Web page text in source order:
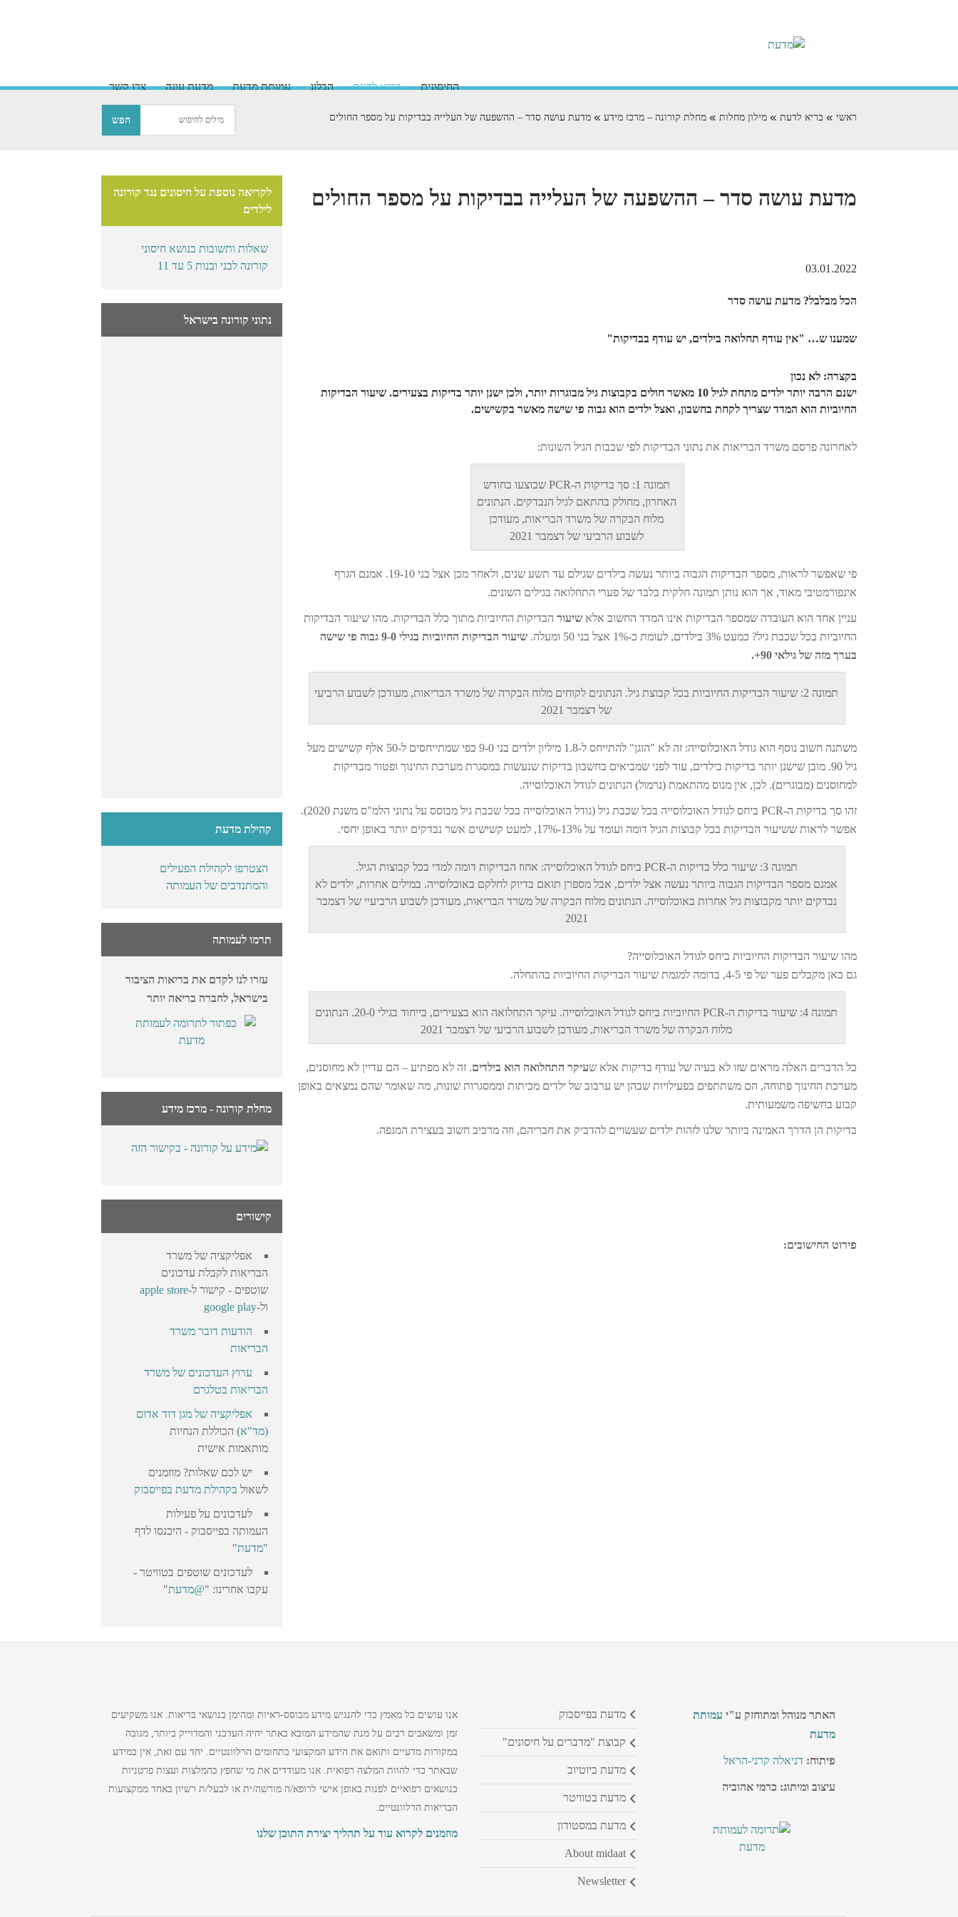
החיסונים בריא לדעת הבלוג עמותת מדעת מדעת עונה צרו קשר
ראשי בריא לדעת מילון מחלות מחלת קורונה – מרכז מידע מדעת עושה סדר – ההשפעה של העלייה בבדיקות על מספר החולים
לקריאה נוספת על חיסונים נגד קורונה
לילדים
שאלות ותשובות בנושא חיסוני
קורונה לבני ובנות 5 עד 11
נתוני קורונה בישראל
קהילת מדעת
הצטרפו לקהילת הפעילים
והמתנדבים של העמותה
תרמו לעמותה
עזרו לנו לקדם את בריאות הציבור
בישראל, לחברה בריאה יותר
מחלת קורונה - מרכז מידע
קישורים
אפליקציה של משרד
הבריאות לקבלת עדכונים
שוטפים - קישור ל-apple store
ול-google play
הודעות דובר משרד
הבריאות
ערוץ העדכונים של משרד
הבריאות בטלגרם
אפליקציה של מגן דוד אדום
(מד"א)הכוללת הנחיות
מותאמות אישית
יש לכם שאלות? מוזמנים
לשאול בקהילת מדעת בפייסבוק
לעדכונים על פעילות
העמותה בפייסבוק - היכנסו לדף
"מדעת"
לעדכונים שוטפים בטוויטר -
עקבו אחרינו: "@מדעת"
מדעת עושה סדר – ההשפעה של העלייה בבדיקות על מספר החולים
03.01.2022
הכל מבלבל? מדעת עושה סדר
שמענו ש… "אין עודף תחלואה בילדים, יש עודף בבדיקות"
בקצרה: לא נכון
ישנם הרבה יותר ילדים מתחת לגיל 10 מאשר חולים בקבוצות גיל מבוגרות יותר, ולכן ישנן יותר בדיקות בצעירים. שיעור הבדיקות
החיוביות הוא המדד שצריך לקחת בחשבון, ואצל ילדים הוא גבוה פי שישה מאשר בקשישים.
לאחרונה פרסם משרד הבריאות את נתוני הבדיקות לפי שכבות הגיל השונות:
תמונה 1: סך בדיקות ה-PCR שבוצעו בחודש
האחרון, מחולק בהתאם לגיל הנבדקים. הנתונים
מלוח הבקרה של משרד הבריאות, מעודכן
לשבוע הרביעי של דצמבר 2021
פי שאפשר לראות, מספר הבדיקות הגבוה ביותר נעשה בילדים שגילם עד תשע שנים, ולאחר מכן אצל בני 19-10. אמנם הגרף
אינפורמטיבי מאוד, אך הוא נותן תמונה חלקית בלבד של פערי התחלואה בגילים השונים.
עניין אחד הוא העובדה שמספר הבדיקות אינו המדד החשוב אלא שיעור הבדיקות החיוביות מתוך כלל הבדיקות. מהו שיעור הבדיקות
החיוביות בכל שכבת גיל? כמעט 3% בילדים, לעומת כ-1% אצל בני 50 ומעלה.
שיעור הבדיקות החיוביות בגילי 9-0 גבוה פי שישה
בערך מזה של גילאי 90+.
תמונה 2: שיעור הבדיקות החיוביות בכל קבוצת גיל. הנתונים לקוחים מלוח הבקרה של משרד הבריאות, מעודכן לשבוע הרביעי
של דצמבר 2021
משתנה חשוב נוסף הוא גודל האוכלוסייה: זה לא "הוגן" להתייחס ל-1.8 מיליון ילדים בני 9-0 כפי שמתייחסים ל-50 אלף קשישים מעל
גיל 90. מובן שישנן יותר בדיקות בילדים, עוד לפני שמביאים בחשבון בדיקות שנעשות במסגרת מערכת החינוך ופטור מבדיקות
למחוסנים (מבוגרים). לכן, אין מנוס מהתאמת (נרמול) הנתונים לגודל האוכלוסייה.
זהו סך בדיקות ה-PCR ביחס לגודל האוכלוסייה בכל שכבת גיל (גודל האוכלוסייה בכל שכבת גיל מבוסס על נתוני הלמ"ס משנת 2020).
אפשר לראות ששיעור הבדיקות בכל קבוצות הגיל דומה ועומד על 13%-17%, למעט קשישים אשר נבדקים יותר באופן יחסי.
תמונה 3: שיעור כלל בדיקות ה-PCR ביחס לגודל האוכלוסייה: אחוז הבדיקות דומה למדי בכל קבוצות הגיל.
אמנם מספר הבדיקות הגבוה ביותר נעשה אצל ילדים, אבל מספרן תואם בדיוק לחלקם באוכלוסייה. במילים אחרות, ילדים לא
נבדקים יותר מקבוצות גיל אחרות באוכלוסייה. הנתונים מלוח הבקרה של משרד הבריאות, מעודכן לשבוע הרביעיי של דצמבר
2021
מהו שיעור הבדיקות החיוביות ביחס לגודל האוכלוסייה?
גם כאן מקבלים פער של פי 4-5, בדומה למגמת שיעור הבדיקות החיוביות בהתחלה.
תמונה 4: שיעור בדיקות ה-PCR החיוביות ביחס לגודל האוכלוסייה. עיקר התחלואה הוא בצעירים, בייחוד בגילי 20-0. הנתונים
מלוח הבקרה של משרד הבריאות, מעודכן לשבוע הרביעי של דצמבר 2021
כל הדברים האלה מראים שזו לא בעיה של עודף בדיקות אלא שעיקר התחלואה הוא בילדים. זה לא מפתיע – הם עדיין לא מחוסנים,
מערכת החינוך פתוחה, הם משתתפים בפעילויות שבהן יש ערבוב של ילדים מכיתות וממסגרות שונות, מה שאומר שהם נמצאים באופן
קבוע בחשיפה משמעותית.
בדיקות הן הדרך האמינה ביותר שלנו לזהות ילדים שעשויים להדביק את חבריהם, וזה מרכיב חשוב בעצירת המגפה.
פירוט החישובים:
האתר מנוהל ומתוחזק ע"י עמותת
מדעת
פיתוח: דניאלה קרני-הראל
עיצוב ומיתוג: כרמי אהוביה
מדעת בפייסבוק
קבוצת "מדברים על חיסונים"
מדעת ביוטיוב
מדעת בטוויטר
מדעת במסטודון
about midaat
newsletter
אנו עושים כל מאמץ כדי להנגיש מידע מבוסס-ראיות ומהימן בנושאי בריאות. אנו משקיעים
זמן ומשאבים רבים על מנת שהמידע המובא באתר יהיה העדכני והמדוייק ביותר, מגובה
במקורות מדעיים ותואם את הידע המקצועי בתחומים הרלוונטיים. יחד עם זאת, אין במידע
שבאתר כדי להוות המלצה רפואית. אנו מעודדים את מי שחפץ בהמלצות ועצות פרטניות
בנושאים רפואיים לפנות באופן אישי לרופא/ה מורשה/ית או לבעל/ת רשיון באחד ממקצועות
הבריאות הרלוונטיים.
מוזמנים לקרוא עוד על תהליך יצירת התוכן שלנו